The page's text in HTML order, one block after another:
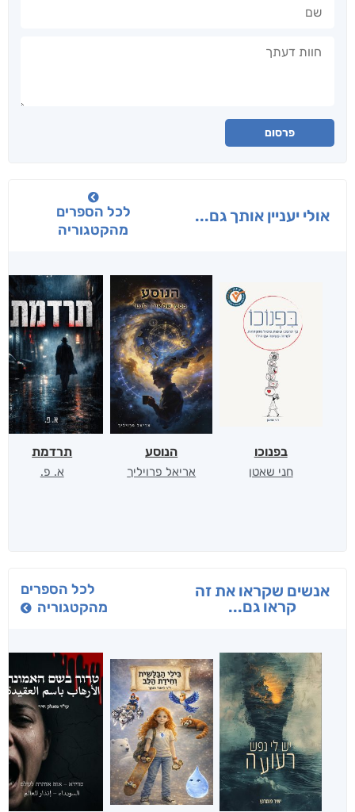
פרסום
אולי יעניין אותך גם...
לכל הספרים
מהקטגוריה
בפנוכו
חני שאטן
הנוסע
אריאל פרויליך
תרדמת
א. פ.
אנשים שקראו את זה
קראו גם...
לכל הספרים
מהקטגוריה